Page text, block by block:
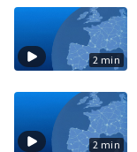
2 min
2 min